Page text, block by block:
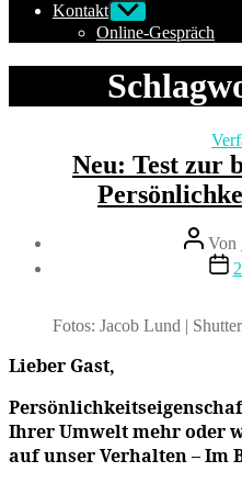
Kontakt Untermenü
anzeigen
Online-Gespräch
Neu: Test zur
Von
Fotos: Jacob Lund |
Lieber Gast,
Ihrer Umwelt mehr oder
auf unser Verhalten – Im